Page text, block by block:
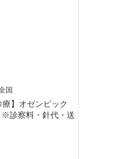
国
療】オゼンピック
※診察料・針代・送
込み